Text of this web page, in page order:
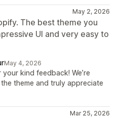
May 2, 2026
The best theme you
UI and very easy to
May 4, 2026
kind feedback! We’re
theme and truly appreciate
Mar 25, 2026